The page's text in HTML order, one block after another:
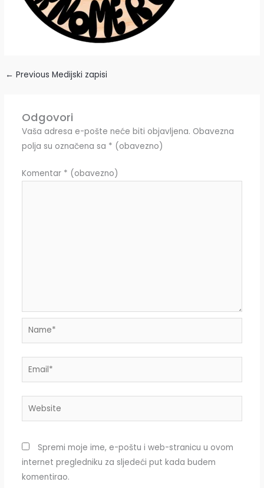
← Previous Medijski zapisi
Odgovori
Vaša adresa e-pošte neće biti objavljena. Obavezna
polja su označena sa * (obavezno)
Komentar * (obavezno)
Name*
Email*
Website
Spremi moje ime, e-poštu i web-stranicu u ovom
internet pregledniku za sljedeći put kada budem
komentirao.